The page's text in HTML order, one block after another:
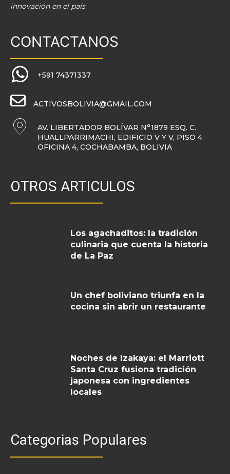
innovación en el país
CONTACTANOS
+591 74371337
ACTIVOSBOLIVIA@GMAIL.COM
AV. LIBERTADOR BOLÍVAR N°1879 ESQ. C.
HUALLPARRIMACHI, EDIFICIO V Y V, PISO 4
OFICINA 4, COCHABAMBA, BOLIVIA
OTROS ARTICULOS
Los agachaditos: la tradición
culinaria que cuenta la historia
de La Paz
Un chef boliviano triunfa en la
cocina sin abrir un restaurante
Noches de Izakaya: el Marriott
Santa Cruz fusiona tradición
japonesa con ingredientes
locales
Categorias Populares